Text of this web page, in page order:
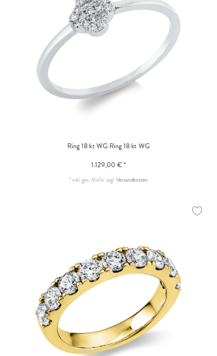
Ring 18 kt WG Ring 18 kt WG
1.129,00 € *
* inkl. ges. MwSt.zzgl.Versandkosten